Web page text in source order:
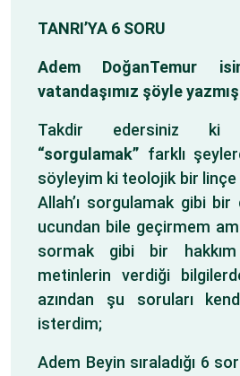
TANRI’YA 6 SORU
Adem DoğanTemur
vatandaşımız şöyle
Takdir edersiniz ki
“sorgulamak” farklı
söyleyim ki teolojik bir linçe
Allah’ı sorgulamak gibi bir
ucundan bile geçirmem
sormak gibi bir hakkım
metinlerin verdiği
azından şu soruları
isterdim;
Adem Beyin sıraladığı 6